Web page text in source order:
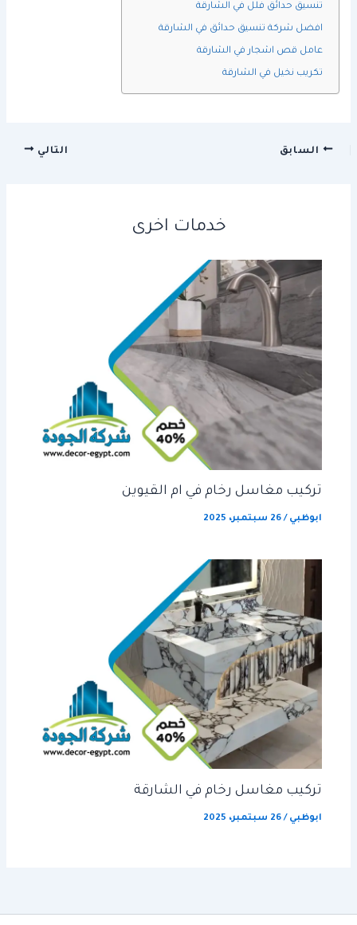
تنسيق حدائق فلل في الشارقة
افضل شركة تنسيق حدائق في الشارقة
عامل قص اشجار في الشارقة
تكريب نخيل في الشارقة
السابق التالي
خدمات اخرى
تركيب مغاسل رخام في ام القيوين
ابوظبي /26 سبتمبر، 2025
تركيب مغاسل رخام في الشارقة
ابوظبي /26 سبتمبر، 2025